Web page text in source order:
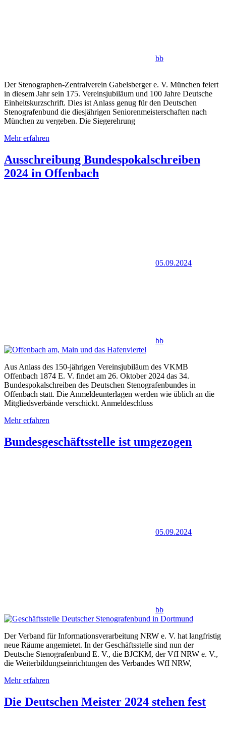
bb
Der Stenographen-Zentralverein Gabelsberger e. V. München feiert
in diesem Jahr sein 175. Vereinsjubiläum und 100 Jahre Deutsche
Einheitskurzschrift. Dies ist Anlass genug für den Deutschen
Stenografenbund die diesjährigen Seniorenmeisterschaften nach
München zu vergeben. Die Siegerehrung
Mehr erfahren
Ausschreibung Bundespokalschreiben
2024 in Offenbach
05.09.2024
bb
Aus Anlass des 150-jährigen Vereinsjubiläum des VKMB
Offenbach 1874 E. V. findet am 26. Oktober 2024 das 34.
Bundespokalschreiben des Deutschen Stenografenbundes in
Offenbach statt. Die Anmeldeunterlagen werden wie üblich an die
Mitgliedsverbände verschickt. Anmeldeschluss
Mehr erfahren
Bundesgeschäftsstelle ist umgezogen
05.09.2024
bb
Der Verband für Informationsverarbeitung NRW e. V. hat langfristig
neue Räume angemietet. In der Geschäftsstelle sind nun der
Deutsche Stenografenbund E. V., die BJCKM, der VfI NRW e. V.,
die Weiterbildungseinrichtungen des Verbandes WfI NRW,
Mehr erfahren
Die Deutschen Meister 2024 stehen fest